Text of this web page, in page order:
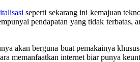
seperti sekarang ini kemajuan
pendapatan yang tidak terbatas,
akan berguna buat pemakainya
memanfaatkan internet biar punya